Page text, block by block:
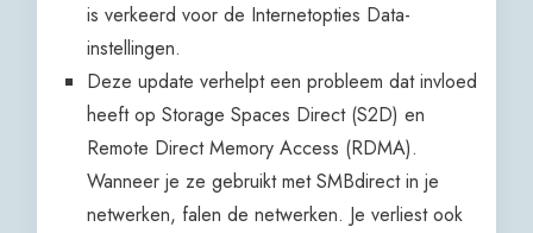
is verkeerd voor de Internetopties Data-
instellingen.
Deze update verhelpt een probleem dat invloed
heeft op Storage Spaces Direct (S2D) en
Remote Direct Memory Access (RDMA).
Wanneer je ze gebruikt met SMBdirect in je
netwerken, falen de netwerken. Je verliest ook